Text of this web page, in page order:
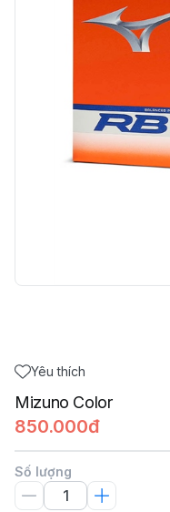
Yêu thích
Mizuno Color
850.000đ
Số lượng